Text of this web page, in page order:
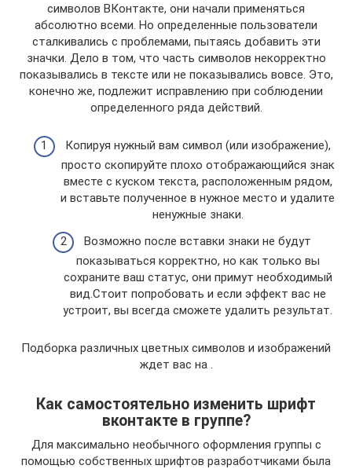
символов ВКонтакте, они начали применяться
абсолютно всеми. Но определенные пользователи
сталкивались с проблемами, пытаясь добавить эти
значки. Дело в том, что часть символов некорректно
показывались в тексте или не показывались вовсе. Это,
конечно же, подлежит исправлению при соблюдении
определенного ряда действий.
Копируя нужный вам символ (или изображение),
просто скопируйте плохо отображающийся знак
вместе с куском текста, расположенным рядом,
и вставьте полученное в нужное место и удалите
ненужные знаки.
Возможно после вставки знаки не будут
показываться корректно, но как только вы
сохраните ваш статус, они примут необходимый
вид.Стоит попробовать и если эффект вас не
устроит, вы всегда сможете удалить результат.
Подборка различных цветных символов и изображений
ждет вас на .
Как самостоятельно изменить шрифт
вконтакте в группе?
Для максимально необычного оформления группы с
помощью собственных шрифтов разработчиками была